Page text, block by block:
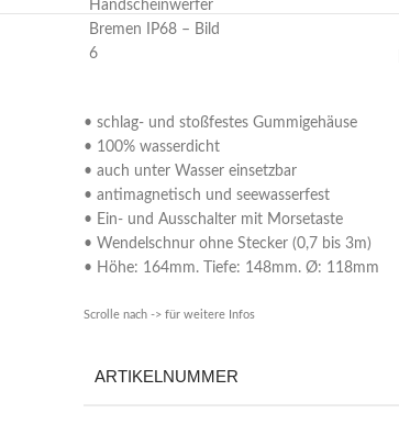
• schlag- und stoßfestes Gummigehäuse
• 100% wasserdicht
• auch unter Wasser einsetzbar
• antimagnetisch und seewasserfest
• Ein- und Ausschalter mit Morsetaste
• Wendelschnur ohne Stecker (0,7 bis 3m)
• Höhe: 164mm. Tiefe: 148mm. Ø: 118mm
Scrolle nach -> für weitere Infos
ARTIKELNUMMER